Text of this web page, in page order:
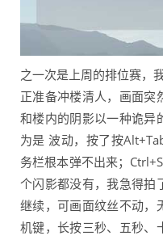
之一次是上周的排位赛，
正准备冲楼清人，画面突
和楼内的阴影以一种诡异
为是 波动，按了按
务栏根本弹不出来；
个闪影都没有，我急得拍
继续，可画面纹丝不动，
机键，长按三秒、五秒、